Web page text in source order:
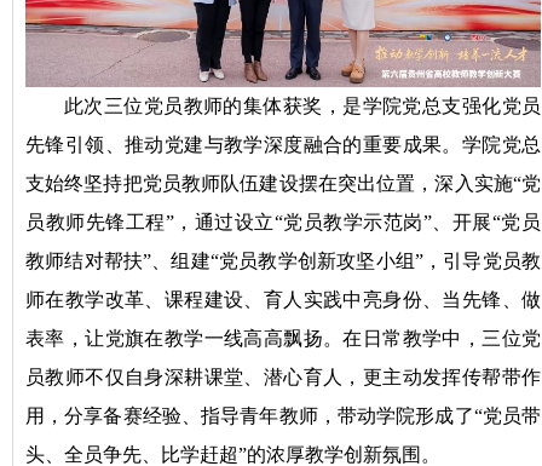
此次三位党员教师的集体获奖，是学院党总支强化党员
先锋引领、推动党建与教学深度融合的重要成果。学院党总
支始终坚持把党员教师队伍建设摆在突出位置，深入实施“党
员教师先锋工程”，通过设立“党员教学示范岗”、开展“党员
教师结对帮扶”、组建“党员教学创新攻坚小组”，引导党员教
师在教学改革、课程建设、育人实践中亮身份、当先锋、做
表率，让党旗在教学一线高高飘扬。在日常教学中，三位党
员教师不仅自身深耕课堂、潜心育人，更主动发挥传帮带作
用，分享备赛经验、指导青年教师，带动学院形成了“党员带
头、全员争先、比学赶超”的浓厚教学创新氛围。